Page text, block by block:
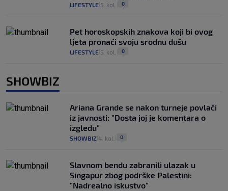
LIFESTYLE 5. kol. 0
Pet horoskopskih znakova koji bi ovog
ljeta pronaći svoju srodnu dušu
LIFESTYLE 5. kol. 0
SHOWBIZ
Ariana Grande se nakon turneje povlači
iz javnosti: "Dosta joj je komentara o
izgledu"
SHOWBIZ 4. kol. 0
Slavnom bendu zabranili ulazak u
Singapur zbog podrške Palestini:
"Nadrealno iskustvo"